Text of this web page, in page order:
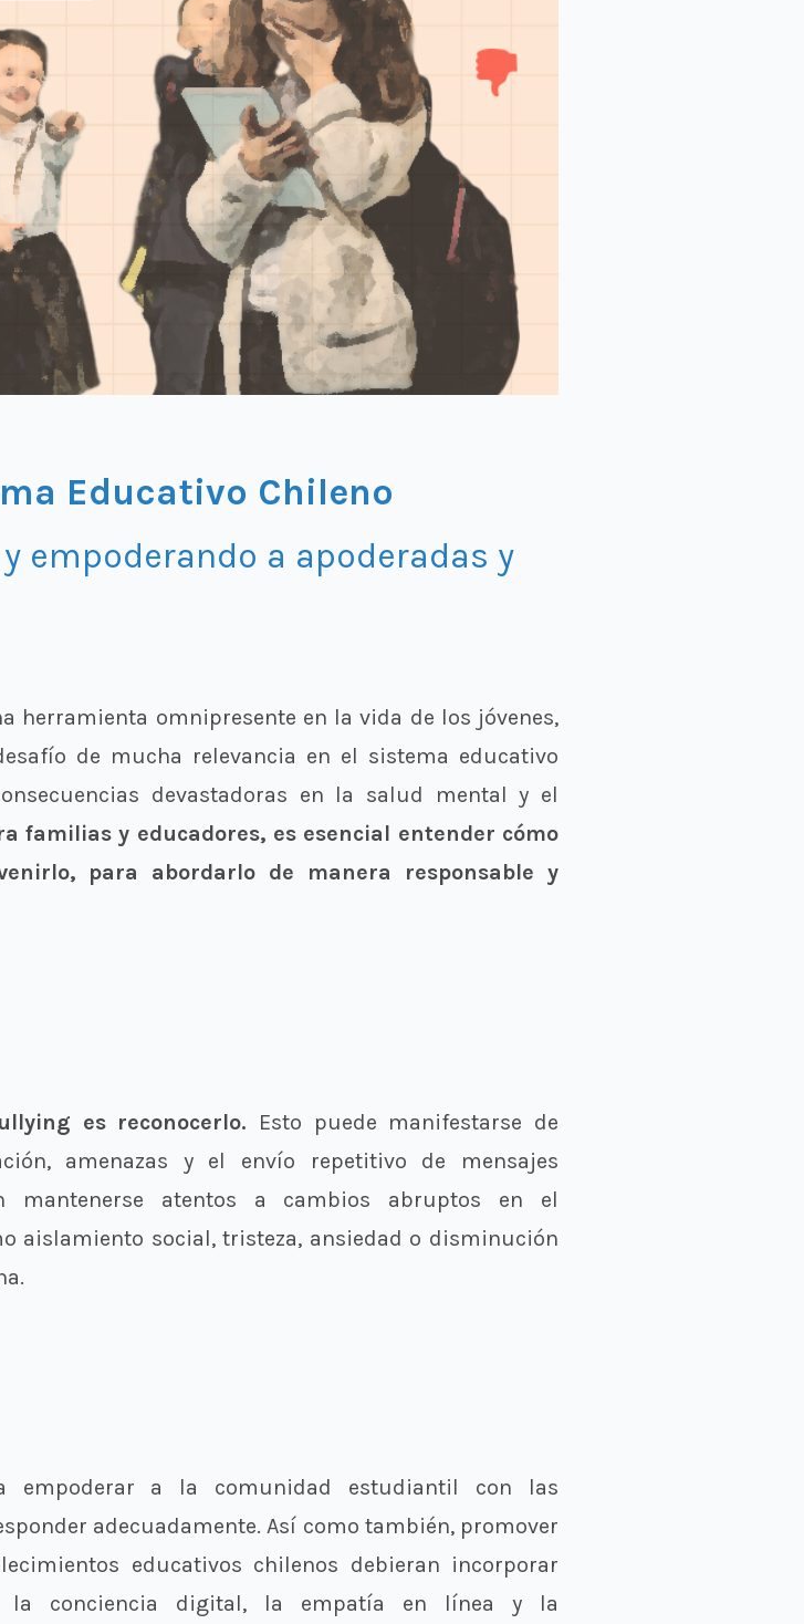
Educativo Chileno
empoderando a apoderadas y
herramienta omnipresente en la vida de los jóvenes,
de mucha relevancia en el sistema educativo
devastadoras en la salud mental y el
familias y educadores, es esencial entender cómo
para abordarlo de manera responsable y
es reconocerlo. Esto puede manifestarse de
amenazas y el envío repetitivo de mensajes
mantenerse atentos a cambios abruptos en el
aislamiento social, tristeza, ansiedad o disminución
empoderar a la comunidad estudiantil con las
adecuadamente. Así como también, promover
educativos chilenos debieran incorporar
la conciencia digital, la empatía en línea y la